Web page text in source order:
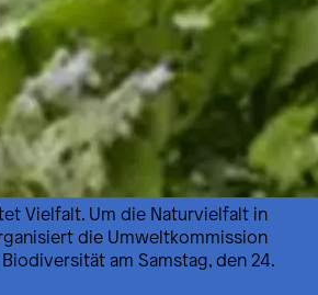
Vielfalt. Um die Naturvielfalt in
die Umweltkommission
am Samstag, den 24.